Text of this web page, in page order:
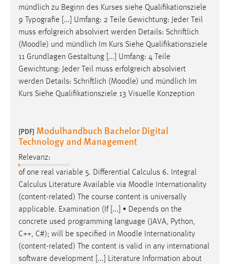
mündlich zu Beginn des Kurses siehe Qualifikationsziele
9 Typografie [...] Umfang: 2 Teile Gewichtung: Jeder Teil
muss erfolgreich absolviert werden Details: Schriftlich
(Moodle) und mündlich Im Kurs Siehe Qualifikationsziele
11 Grundlagen Gestaltung [...] Umfang: 4 Teile
Gewichtung: Jeder Teil muss erfolgreich absolviert
werden Details: Schriftlich (Moodle) und mündlich Im
Kurs Siehe Qualifikationsziele 13 Visuelle Konzeption
[PDF] Modulhandbuch Bachelor Digital
Technology and Management
Relevanz:
of one real variable 5. Differential Calculus 6. Integral
Calculus Literature Available via Moodle Internationality
(content-related) The course content is universally
applicable. Examination (If [...] • Depends on the
concrete used programming language (JAVA, Python,
C++, C#); will be specified in Moodle Internationality
(content-related) The content is valid in any international
software development [...] Literature Information about